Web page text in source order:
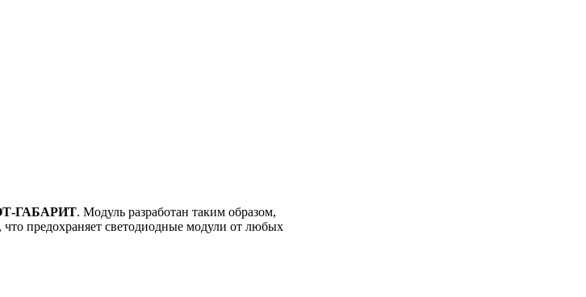
ГАБАРИТ. Модуль разработан таким образом,
что предохраняет светодиодные модули от любых